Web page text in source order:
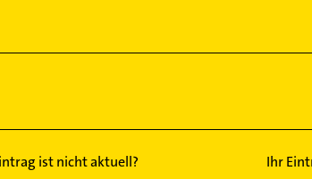
ist nicht aktuell?
Ihr